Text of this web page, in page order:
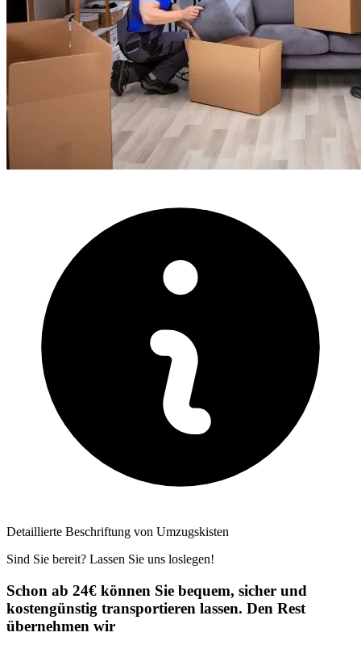
Detaillierte Beschriftung von Umzugskisten
Sind Sie bereit? Lassen Sie uns loslegen!
Schon ab 24€ können Sie bequem, sicher und
kostengünstig transportieren lassen. Den Rest
übernehmen wir